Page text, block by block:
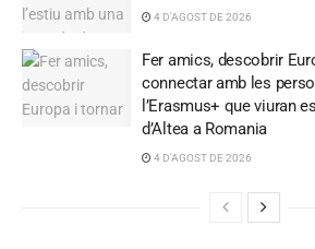
4 D'AGOST DE 2026
Fer amics, descobrir
connectar amb les
l’Erasmus+ que viuran
d’Altea a Romania
4 D'AGOST DE 2026